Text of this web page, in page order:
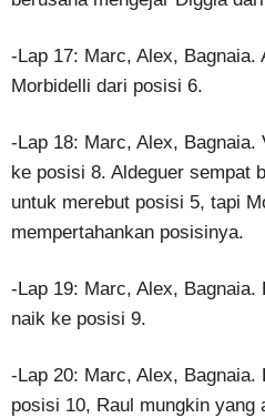
-Lap 17: Marc, Alex, Bagnaia.
Morbidelli dari posisi 6.
-Lap 18: Marc, Alex,
ke posisi 8. Aldeguer sempat
untuk merebut posisi 5, tapi
mempertahankan posisinya.
-Lap 19: Marc, Alex,
naik ke posisi 9.
-Lap 20: Marc, Alex, Bagnaia.
posisi 10, Raul mungkin yang